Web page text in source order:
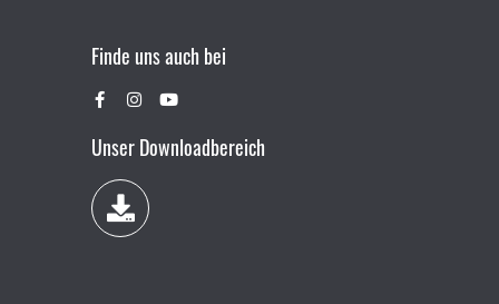
Finde uns auch bei
Unser Downloadbereich